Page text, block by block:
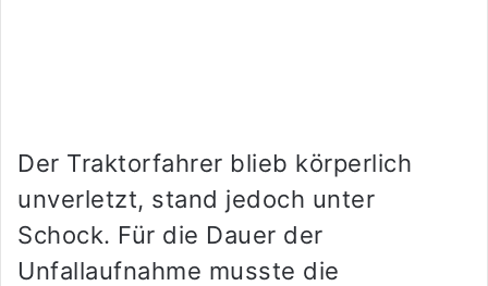
Der Traktorfahrer blieb körperlich
unverletzt, stand jedoch unter
Schock. Für die Dauer der
Unfallaufnahme musste die